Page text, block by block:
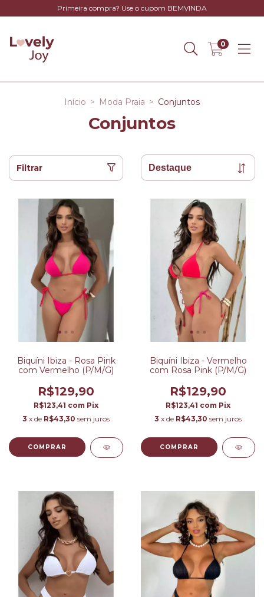
Primeira compra? Use o cupom BEMVINDA
0
Início > Moda Praia > Conjuntos
Conjuntos
Filtrar
Biquíni Ibiza - Rosa Pink
com Vermelho (P/M/G)
R$129,90
R$123,41 com Pix
3 x de R$43,30 sem juros
COMPRAR
Biquíni Ibiza - Vermelho
com Rosa Pink (P/M/G)
R$129,90
R$123,41 com Pix
3 x de R$43,30 sem juros
COMPRAR